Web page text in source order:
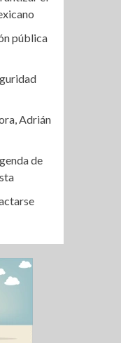
pública
Adrián
de